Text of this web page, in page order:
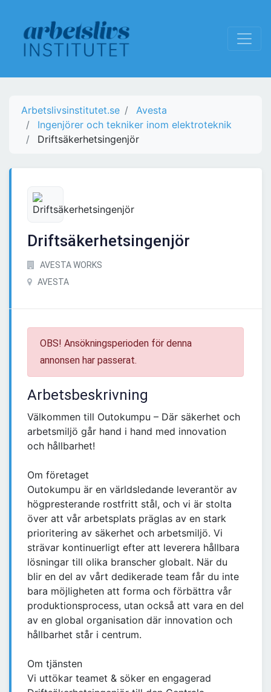
Arbetslivsinstitutet.se
Avesta
Ingenjörer och tekniker inom elektroteknik
Driftsäkerhetsingenjör
Driftsäkerhetsingenjör
AVESTA WORKS
AVESTA
OBS! Ansökningsperioden för denna
annonsen har passerat.
Arbetsbeskrivning
Välkommen till Outokumpu – Där säkerhet och
arbetsmiljö går hand i hand med innovation
och hållbarhet!
Om företaget
Outokumpu är en världsledande leverantör av
högpresterande rostfritt stål, och vi är stolta
över att vår arbetsplats präglas av en stark
prioritering av säkerhet och arbetsmiljö. Vi
strävar kontinuerligt efter att leverera hållbara
lösningar till olika branscher globalt. När du
blir en del av vårt dedikerade team får du inte
bara möjligheten att forma och förbättra vår
produktionsprocess, utan också att vara en del
av en global organisation där innovation och
hållbarhet står i centrum.
Om tjänsten
Vi uttökar teamet & söker en engagerad